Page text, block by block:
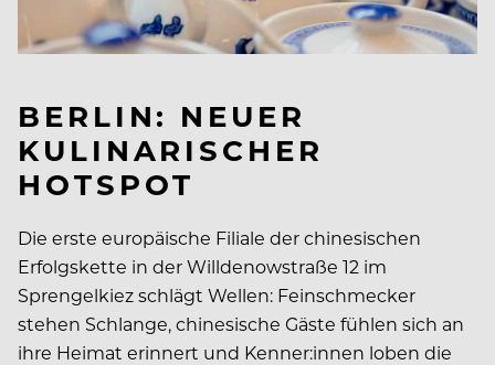
BERLIN: NEUER
KULINARISCHER
HOTSPOT
Die erste europäische Filiale der chinesischen
Erfolgskette in der Willdenowstraße 12 im
Sprengelkiez schlägt Wellen: Feinschmecker
stehen Schlange, chinesische Gäste fühlen sich an
ihre Heimat erinnert und Kenner:innen loben die